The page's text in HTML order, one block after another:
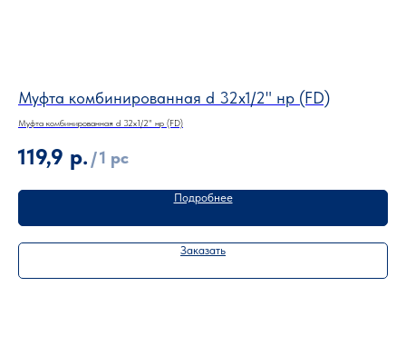
Муфта комбинированная d 32х1/2" нр (FD)
Муфта комбинированная d 32х1/2" нр (FD)
119,9 р. /1 pc
Подробнее
Заказать